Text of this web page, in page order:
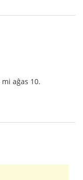
aĝas 10.